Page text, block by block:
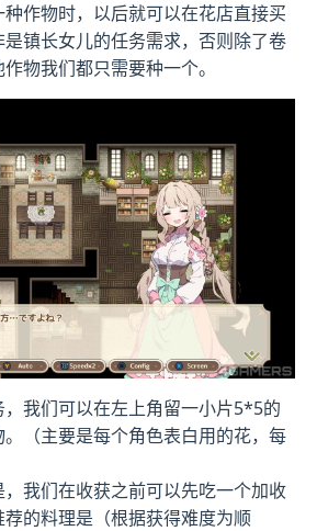
作物时，以后就可以在花店直接买
镇长女儿的任务需求，否则除了卷
物我们都只需要种一个。
我们可以在左上角留一小片5*5的
（主要是每个角色表白用的花，每
我们在收获之前可以先吃一个加收
的料理是（根据获得难度为顺